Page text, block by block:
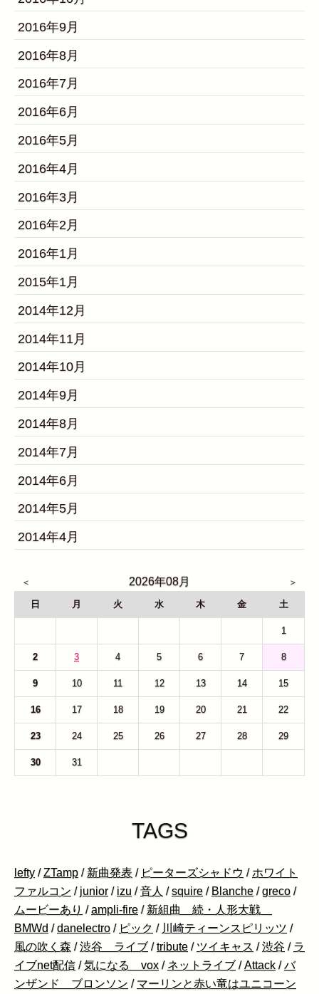
2016年9月
2016年8月
2016年7月
2016年6月
2016年5月
2016年4月
2016年3月
2016年2月
2016年1月
2015年1月
2014年12月
2014年11月
2014年10月
2014年9月
2014年8月
2014年7月
2014年6月
2014年5月
2014年4月
2026年08月
日 月 火 水 木 金 土
1
2 3 4 5 6 7 8
9 10 11 12 13 14 15
16 17 18 19 20 21 22
23 24 25 26 27 28 29
30 31
TAGS
lefty /ZTamp / 新曲発表 / ピーターズシャドウ / ホワイト
ファルコン / junior / izu /音人 /squire / Blanche /greco /
ムービーあり /ampli-fire / 新組曲 続・人形大戦
BMWd /danelectro / ピック / 川崎ティーンスピリッツ /
風の吹く森 /渋谷 ライブ /tribute / ツイキャス /渋谷 / ラ
イブnet配信 /気になる vox / ネットライブ /Attack /バ
ンザンド ブロンソン / マーリンと赤い竜はユニコーン